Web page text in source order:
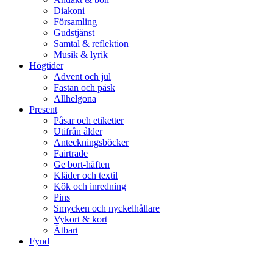
Diakoni
Församling
Gudstjänst
Samtal & reflektion
Musik & lyrik
Högtider
Advent och jul
Fastan och påsk
Allhelgona
Present
Påsar och etiketter
Utifrån ålder
Anteckningsböcker
Fairtrade
Ge bort-häften
Kläder och textil
Kök och inredning
Pins
Smycken och nyckelhållare
Vykort & kort
Ätbart
Fynd